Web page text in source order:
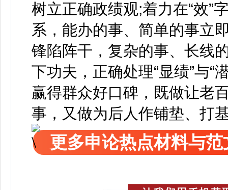
树立正确政绩观;着力在“效”
系，能办的事、简单的事立
锋陷阵干，复杂的事、长线
下功夫，正确处理“显绩”与“
赢得群众好口碑，既做让老
事，又做为后人作铺垫、打
更多申论热点材料与